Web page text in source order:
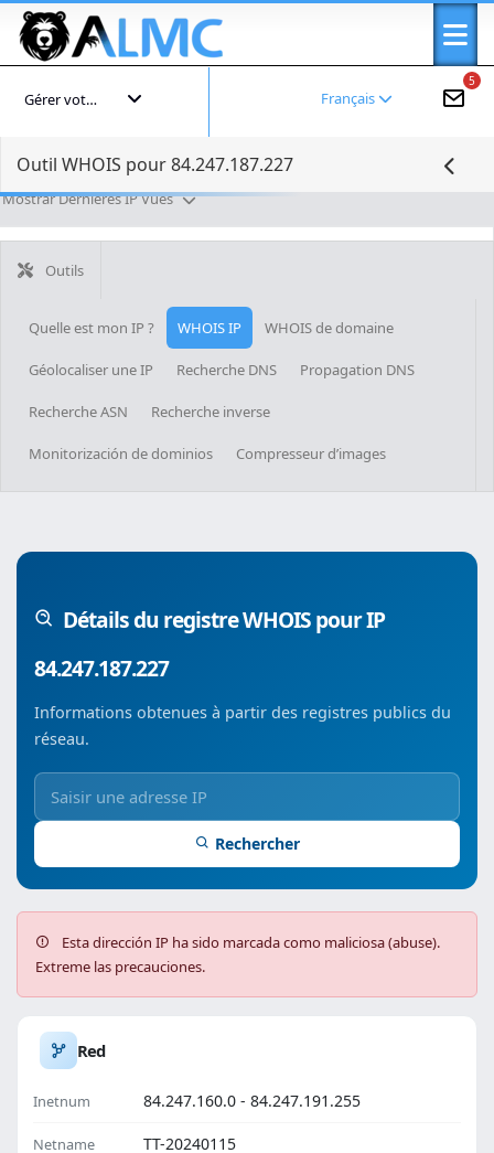
5
Français
Gérer votre compte
Outil WHOIS pour 84.247.187.227
Mostrar Dernières IP Vues
Outils
Quelle est mon IP ? WHOIS IP WHOIS de domaine
Géolocaliser une IP Recherche DNS Propagation DNS
Recherche ASN Recherche inverse
Monitorización de dominios Compresseur d’images
Détails du registre WHOIS pour IP
84.247.187.227
Informations obtenues à partir des registres publics du
réseau.
Rechercher
Esta dirección IP ha sido marcada como maliciosa (abuse).
Extreme las precauciones.
Red
Inetnum 84.247.160.0 - 84.247.191.255
Netname TT-20240115